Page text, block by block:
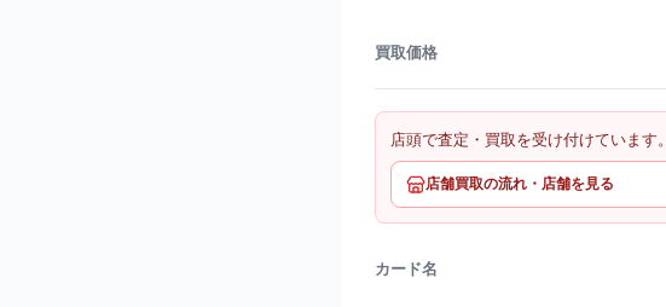
買取価格
店頭で査定・買取を受け付けています。
店舗買取の流れ・店舗を見る
カード名